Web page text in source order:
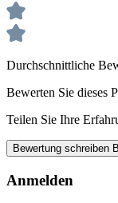
Durchschnittliche
Bewerten Sie dieses
Teilen Sie Ihre
Bewertung schreiben
Anmelden